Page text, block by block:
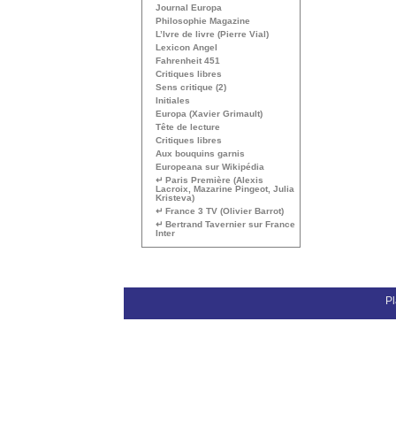
Journal Europa
Philosophie Magazine
L’Ivre de livre (Pierre Vial)
Lexicon Angel
Fahrenheit 451
Critiques libres
Sens critique (2)
Initiales
Europa (Xavier Grimault)
Tête de lecture
Critiques libres
Aux bouquins garnis
Europeana sur Wikipédia
↵ Paris Première (Alexis
Lacroix, Mazarine Pingeot, Julia
Kristeva)
↵ France 3 TV (Olivier Barrot)
↵ Bertrand Tavernier sur France
Inter